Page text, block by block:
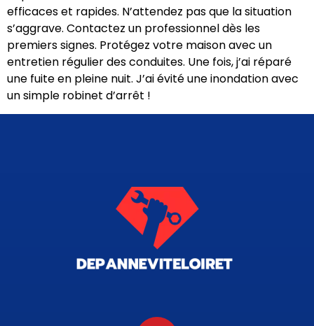
efficaces et rapides. N’attendez pas que la situation
s’aggrave. Contactez un professionnel dès les
premiers signes. Protégez votre maison avec un
entretien régulier des conduites. Une fois, j’ai réparé
une fuite en pleine nuit. J’ai évité une inondation avec
un simple robinet d’arrêt !